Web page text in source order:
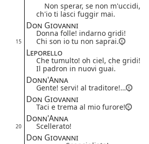
Non sperar, se non m'uccidi,
ch'io ti lasci fuggir mai.
Don Giovanni
Donna folle! indarno gridi!
15 Chi son io tu non saprai.
Leporello
Che tumulto! oh ciel, che gridi!
Il padron in nuovi guai.
Donn'Anna
Gente! servi! al traditore!…
Don Giovanni
Taci e trema al mio furore!
Donn'Anna
20 Scellerato!
Don Giovanni